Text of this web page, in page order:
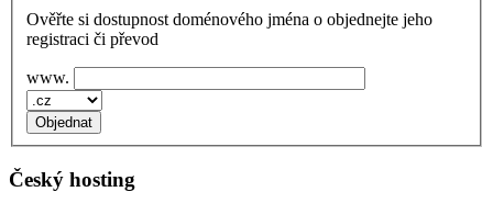
Ověřte si dostupnost doménového jména o objednejte jeho
registraci či převod
www.
Český hosting